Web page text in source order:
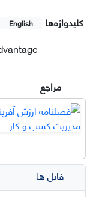
کلیدواژه‌ها English
مراجع
فایل ها